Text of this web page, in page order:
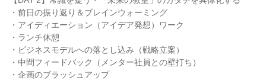
・前日の振り返り＆ブレインウォーミング
・アイディエーション（アイデア発想）ワーク
・ランチ休憩
・ビジネスモデルへの落とし込み（戦略立案）
・中間フィードバック（メンター社員との壁打ち）
・企画のブラッシュアップ